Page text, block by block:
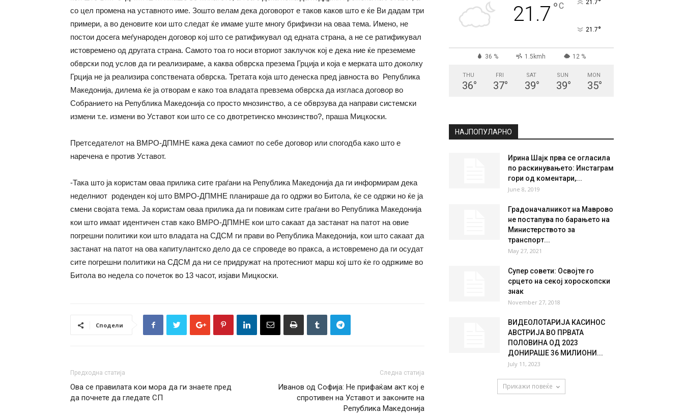
со цел промена на уставното име. Зошто велам дека договорот е таков каков што е ќе Ви дадам три
примери, а во деновите кои што следат ќе имаме уште многу брифинзи на оваа тема. Имено, не
постои досега меѓународен договор кој што се ратификувал од едната страна, а не се ратификувал
истовремено од другата страна. Самото тоа го носи вториот заклучок кој е дека ние ќе преземеме
обврски под услов да ги реализираме, а каква обврска презема Грција и која е мерката што доколку
Грција не ја реализира сопствената обврска. Третата која што денеска пред јавноста во Република
Македонија, дилема ќе ја отворам е како тоа владата превзема обврска да изгласа договор во
Собранието на Република Македонија со просто мнозинство, а се обврзува да направи системски
измени т.е. измени во Уставот кои што се со двотретинско мнозинство?, праша Мицкоски.
Претседателот на ВМРО-ДПМНЕ кажа дека самиот по себе договор или спогодба како што е
наречена е против Уставот.
-Така што ја користам оваа прилика сите граѓани на Република Македонија да ги информирам дека
неделниот роденден кој што ВМРО-ДПМНЕ планираше да го одржи во Битола, ќе се одржи но ќе ја
смени својата тема. Ја користам оваа прилика да ги повикам сите граѓани во Република Македонија
кои што имаат идентичен став како ВМРО-ДПМНЕ кои што сакаат да застанат на патот на овие
погрешни политики кои што владата на СДСМ ги прави во Република Македонија, кои што сакаат да
застанат на патот на ова капитулантско дело да се спроведе во пракса, а истовремено да ги осудат
сите погрешни политики на СДСМ да ни се придружат на протесниот марш кој што ќе го одржиме во
Битола во недела со почеток во 13 часот, изјави Мицкоски.
Сподели
Предходна статија
Ова се правилата кои мора да ги знаете пред
да почнете да гледате СП
Следна статија
Иванов од Софија: Не прифаќам акт кој е
спротивен на Уставот и законите на
Република Македонија
21.7 °C 21.7°
21.7°
36 % 1.5kmh 12 %
THU
36°
FRI
37°
SAT
39°
SUN
39°
MON
35°
НАЈПОПУЛАРНО
Ирина Шајк прва се огласила
по раскинувањето: Инстаграм
гори од коментари,...
June 8, 2019
Градоначалникот на Маврово
не постапува по барањето на
Министерствотo за
транспорт...
May 27, 2021
Супер совети: Освојте го
срцето на секој хороскопски
знак
November 27, 2018
ВИДЕОЛОТАРИЈА КАСИНОС
АВСТРИЈА ВО ПРВАТА
ПОЛОВИНА ОД 2023
ДОНИРАШЕ 36 МИЛИОНИ...
July 11, 2023
Прикажи повеќе